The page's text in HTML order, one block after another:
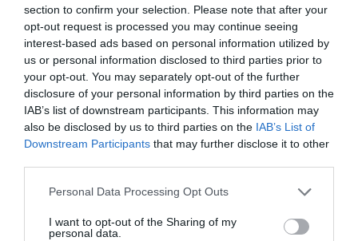
section to confirm your selection. Please note that after your
opt-out request is processed you may continue seeing
interest-based ads based on personal information utilized by
us or personal information disclosed to third parties prior to
your opt-out. You may separately opt-out of the further
disclosure of your personal information by third parties on the
IAB’s list of downstream participants. This information may
also be disclosed by us to third parties on the IAB’s List of
Downstream Participants that may further disclose it to other
Please note that this website/app uses one or more Google
not limited to your visit or usage behaviour. You may click to
grant or deny consent to Google and its third-party tags to
Personal Data Processing Opt Outs
I want to opt-out of the Sharing of my
personal data.